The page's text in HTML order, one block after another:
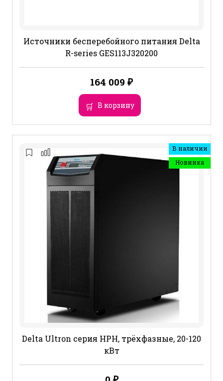
Источники бесперебойного питания Delta
R-series GES113J320200
164 009 ₽
В корзину
В наличии
Новинка
Delta Ultron cерия HPH, трёхфазные, 20-120
кВт